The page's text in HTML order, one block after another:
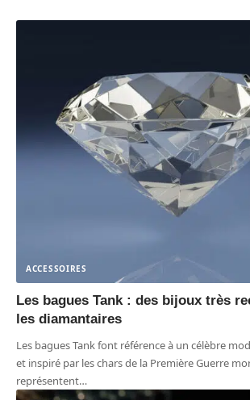
ACCESSOIRES
Les bagues Tank : des bijoux très
les diamantaires
Les bagues Tank font référence à un célèbre
et inspiré par les chars de la Première Guerre
représentent…